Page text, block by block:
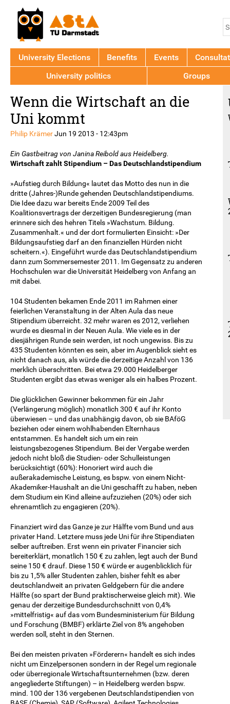
to
top
Wenn die Wirtschaft an die
Uni kommt
Philip KrämerJun 19 2013 - 12:43pm
Ein Gastbeitrag von Janina Reibold aus Heidelberg.
Wirtschaft zahlt Stipendium – Das Deutschlandstipendium
»Aufstieg durch Bildung« lautet das Motto des nun in die
dritte (Jahres-)Runde gehenden Deutschlandstipendiums.
Die Idee dazu war bereits Ende 2009 Teil des
Koalitionsvertrags der derzeitigen Bundesregierung (man
erinnere sich des hehren Titels »Wachstum. Bildung.
Zusammenhalt.« und der dort formulierten Einsicht: »Der
Bildungsaufstieg darf an den finanziellen Hürden nicht
scheitern.«). Eingeführt wurde das Deutschlandstipendium
dann zum Sommersemester 2011. Im Gegensatz zu anderen
Hochschulen war die Universität Heidelberg von Anfang an
mit dabei.
104 Studenten bekamen Ende 2011 im Rahmen einer
feierlichen Veranstaltung in der Alten Aula das neue
Stipendium überreicht. 32 mehr waren es 2012, verliehen
wurde es diesmal in der Neuen Aula. Wie viele es in der
diesjährigen Runde sein werden, ist noch ungewiss. Bis zu
435 Studenten könnten es sein, aber im Augenblick sieht es
nicht danach aus, als würde die derzeitige Anzahl von 136
merklich überschritten. Bei etwa 29.000 Heidelberger
Studenten ergibt das etwas weniger als ein halbes Prozent.
Die glücklichen Gewinner bekommen für ein Jahr
(Verlängerung möglich) monatlich 300 € auf ihr Konto
überwiesen – und das unabhängig davon, ob sie BAföG
beziehen oder einem wohlhabenden Elternhaus
entstammen. Es handelt sich um ein rein
leistungsbezogenes Stipendium. Bei der Vergabe werden
jedoch nicht bloß die Studien- oder Schulleistungen
berücksichtigt (60%): Honoriert wird auch die
außerakademische Leistung, es bspw. von einem Nicht-
Akademiker-Haushalt an die Uni geschafft zu haben, neben
dem Studium ein Kind alleine aufzuziehen (20%) oder sich
ehrenamtlich zu engagieren (20%).
Finanziert wird das Ganze je zur Hälfte vom Bund und aus
privater Hand. Letztere muss jede Uni für ihre Stipendiaten
selber auftreiben. Erst wenn ein privater Financier sich
bereiterklärt, monatlich 150 € zu zahlen, legt auch der Bund
seine 150 € drauf. Diese 150 € würde er augenblicklich für
bis zu 1,5% aller Studenten zahlen, bisher fehlt es aber
deutschlandweit an privaten Geldgebern für die andere
Hälfte (so spart der Bund praktischerweise gleich mit). Wie
genau der derzeitige Bundesdurchschnitt von 0,4%
»mittelfristig« auf das vom Bundesministerium für Bildung
und Forschung (BMBF) erklärte Ziel von 8% angehoben
werden soll, steht in den Sternen.
Bei den meisten privaten »Förderern« handelt es sich indes
nicht um Einzelpersonen sondern in der Regel um regionale
oder überregionale Wirtschaftsunternehmen (bzw. deren
angegliederte Stiftungen) – in Heidelberg werden bspw.
mind. 100 der 136 vergebenen Deutschlandstipendien von
University Elections Benefits Events
University politics
Groups